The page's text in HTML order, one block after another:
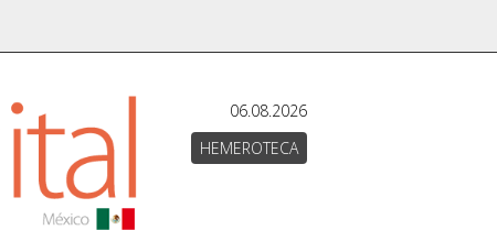
06.08.2026
HEMEROTECA